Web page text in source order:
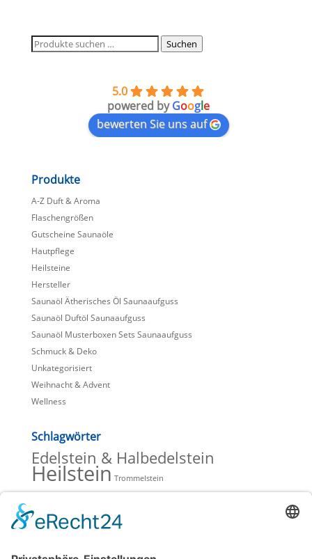
Suchen
nach:
Suchen
5.0
powered byGoogle
bewerten Sie uns auf
Produkte
A-Z Duft & Aroma
Flaschengrößen
Gutscheine Saunaöle
Hautpflege
Heilsteine
Hersteller
Saunaöl Ätherisches Öl Saunaaufguss
Saunaöl Duftöl Saunaaufguss
Saunaöl Musterboxen Sets Saunaaufguss
Schmuck & Deko
Unkategorisiert
Weihnacht & Advent
Wellness
Schlagwörter
Edelstein & Halbedelstein
Heilstein Trommelstein
Beiträge Blog